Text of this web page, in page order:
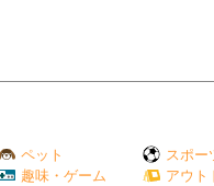
ペット
趣味・ゲーム
スポー
アウト